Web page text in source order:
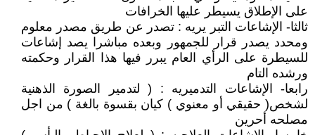
على الإطلاق يسيطر عليها الخرافات
ثالثا- الإشاعات التبر يريه : تصدر عن طريق مصدر معلوم
ومحدد يصدر قرار للجمهور وبعده مباشرا يصد إشاعات
للسيطرة على الرأي العام يبرر فيها هذا القرار وحكمته
ورشده التام
رابعا- الإشاعات التدميريه : ( لتدمير الصورة الذهنية
لشخص( حقيقي أو معنوي ) كيان بقسوة بالغة ) من اجل
مصلحه أحرين